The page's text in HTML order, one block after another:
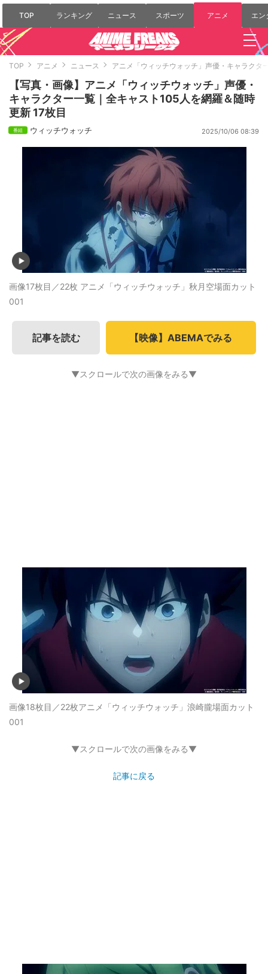
TOP ランキング ニュース スポーツ アニメ エン
TOP アニメ ニュース アニメ「ウィッチウォッチ」声優・キャラクタ
【写真・画像】アニメ「ウィッチウォッチ」声優・
キャラクター一覧｜全キャスト105人を網羅＆随時
更新 17枚目
ウィッチウォッチ 2025/10/06 08:39
画像17枚目／22枚 アニメ「ウィッチウォッチ」秋月空場面カット
001
記事を読む 【映像】ABEMAでみる
▼スクロールで次の画像をみる▼
画像18枚目／22枚アニメ「ウィッチウォッチ」浪崎朧場面カット
001
▼スクロールで次の画像をみる▼
記事に戻る